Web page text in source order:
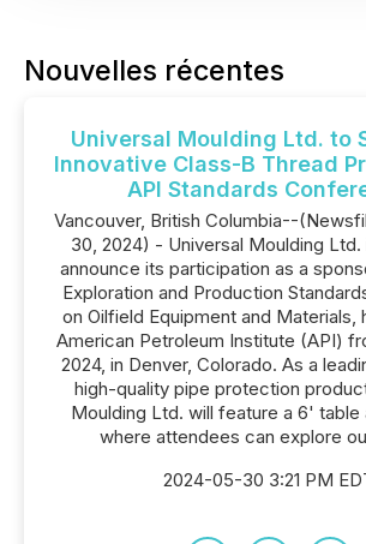
Nouvelles récentes
Universal Moulding Ltd. to
Innovative Class-B Thread
API Standards
Vancouver, British Columbia--
30, 2024) - Universal Moulding
announce its participation as a
Exploration and Production
on Oilfield Equipment and Materials,
American Petroleum Institute (API)
2024, in Denver, Colorado. As a
high-quality pipe protection
Moulding Ltd. will feature a 6' table
where attendees can explore
2024-05-30 3:21 PM